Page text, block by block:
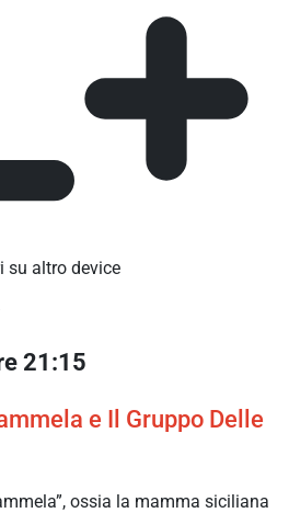
su altro device
21:15
e Il Gruppo Delle
ossia la mamma siciliana